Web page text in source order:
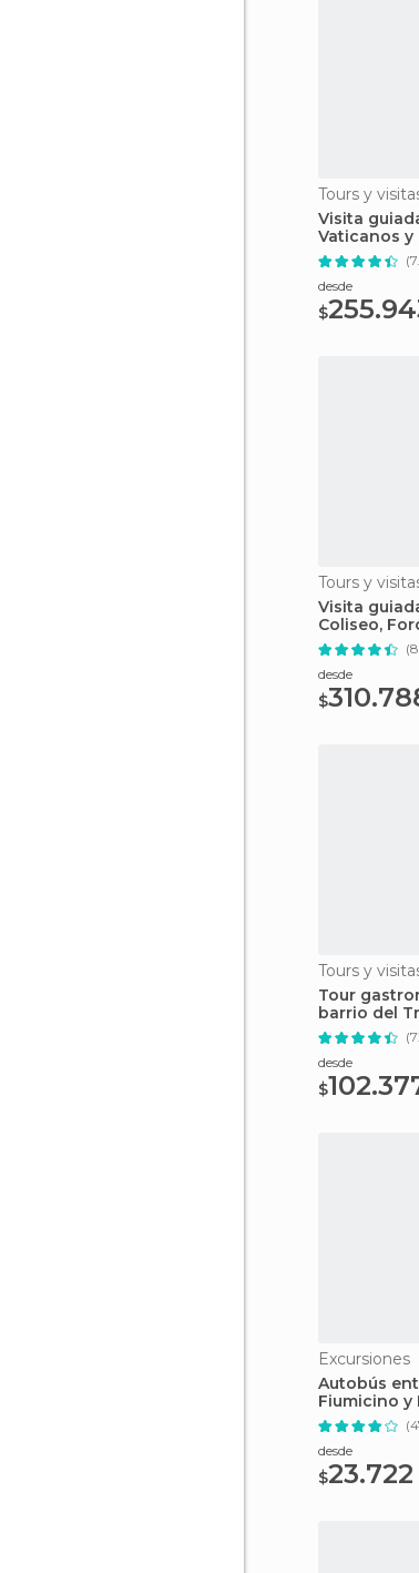
Tours y
Visita
Vaticanos y
desde
$
Tours y
Visita
Coliseo,
desde
$
Tours y
Tour
barrio del
desde
$
Excursiones
Autobús
Fiumicino y
desde
$23.722